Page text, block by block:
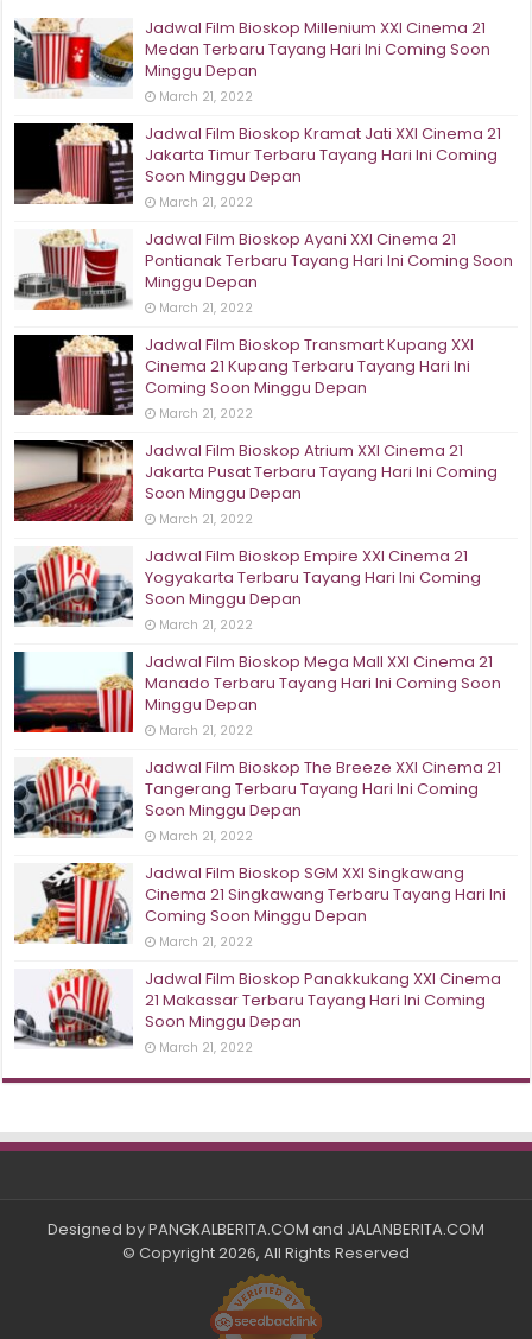
Jadwal Film Bioskop Millenium XXI Cinema 21
Medan Terbaru Tayang Hari Ini Coming Soon
Minggu Depan
March 21, 2022
Jadwal Film Bioskop Kramat Jati XXI Cinema 21
Jakarta Timur Terbaru Tayang Hari Ini Coming
Soon Minggu Depan
March 21, 2022
Jadwal Film Bioskop Ayani XXI Cinema 21
Pontianak Terbaru Tayang Hari Ini Coming Soon
Minggu Depan
March 21, 2022
Jadwal Film Bioskop Transmart Kupang XXI
Cinema 21 Kupang Terbaru Tayang Hari Ini
Coming Soon Minggu Depan
March 21, 2022
Jadwal Film Bioskop Atrium XXI Cinema 21
Jakarta Pusat Terbaru Tayang Hari Ini Coming
Soon Minggu Depan
March 21, 2022
Jadwal Film Bioskop Empire XXI Cinema 21
Yogyakarta Terbaru Tayang Hari Ini Coming
Soon Minggu Depan
March 21, 2022
Jadwal Film Bioskop Mega Mall XXI Cinema 21
Manado Terbaru Tayang Hari Ini Coming Soon
Minggu Depan
March 21, 2022
Jadwal Film Bioskop The Breeze XXI Cinema 21
Tangerang Terbaru Tayang Hari Ini Coming
Soon Minggu Depan
March 21, 2022
Jadwal Film Bioskop SGM XXI Singkawang
Cinema 21 Singkawang Terbaru Tayang Hari Ini
Coming Soon Minggu Depan
March 21, 2022
Jadwal Film Bioskop Panakkukang XXI Cinema
21 Makassar Terbaru Tayang Hari Ini Coming
Soon Minggu Depan
March 21, 2022
Designed byPANGKALBERITA.COM and JALANBERITA.COM
© Copyright 2026, All Rights Reserved